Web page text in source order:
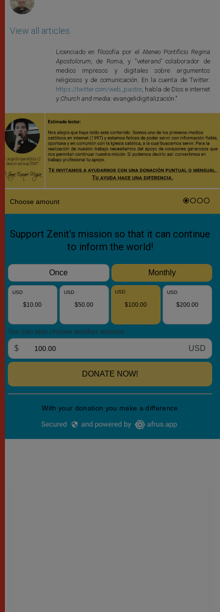
View all articles
Licenciado en filosofía por el Ateneo Pontificio Regina
Apostolorum, de Roma, y “veterano” colaborador de
medios impresos y digitales sobre argumentos
religiosos y de comunicación. En la cuenta de Twitter:
https://twitter.com/web_pastor, habla de Dios e internet
y Church and media: evangelidigitalización."